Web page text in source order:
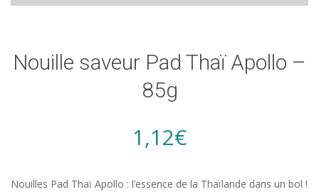
Nouille saveur Pad Thaï Apollo –
85g
1,12€
Nouilles Pad Thaï Apollo : l’essence de la Thaïlande dans un bol !